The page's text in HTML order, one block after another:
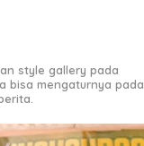
style gallery pada
bisa mengaturnya pada